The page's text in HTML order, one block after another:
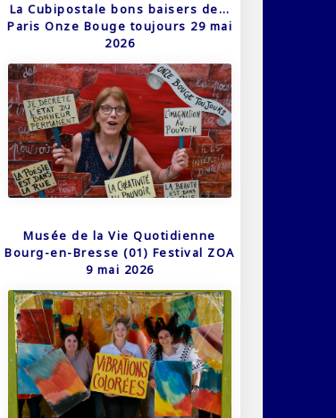
La Cubipostale bons baisers de…
Paris Onze Bouge toujours 29 mai
2026
Musée de la Vie Quotidienne
Bourg-en-Bresse (01) Festival ZOA
9 mai 2026